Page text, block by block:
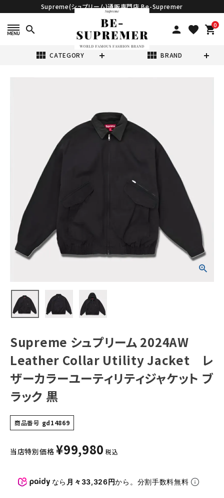
Supreme(シュプリーム)通販専門店 Be-Supremer
search person favorite 0
shopping_cart
view_module CATEGORY view_module BRAND
Supreme シュプ
リーム 2024AW
Leather Collar
Utility
Jacket レザー
カラーユーティリ
ティジャケット ブ
ラック 黒
¥99,980
NEW ITEMS
Tシャツ・ロングスリーブ
パーカー・トレーナー
キャップ・ハット
ニット帽・ビーニー
バックパック・リュック
その他バッグ類
スニーカー・ブーツ
パンツ・ショーツ
Supreme シュプリーム 2024AW
Leather Collar Utility Jacket レ
ザーカラーユーティリティジャケット ブ
ラック 黒
商品番号 gd14869
当店特別価格 ¥99,980 税込
なら 月々33,326円から。分割手数料無料